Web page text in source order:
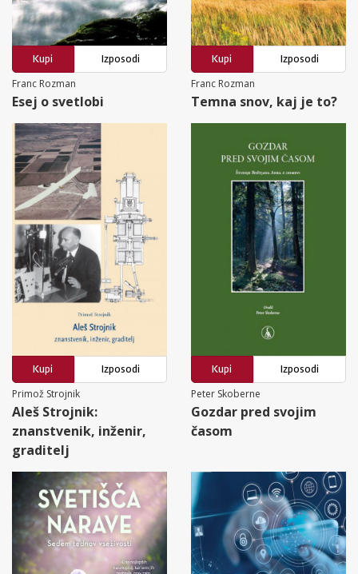
Kupi
Izposodi
Franc Rozman
Esej o svetlobi
Kupi
Izposodi
Franc Rozman
Temna snov, kaj je to?
Kupi
Izposodi
Primož Strojnik
Aleš Strojnik:
znanstvenik, inženir,
graditelj
Kupi
Izposodi
Peter Skoberne
Gozdar pred svojim
časom